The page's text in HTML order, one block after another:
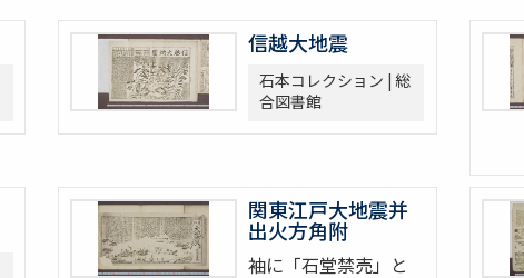
信越大地震
石本コレクション | 総
合図書館
関東江戸大地震并
出火方角附
袖に「石堂禁売」と